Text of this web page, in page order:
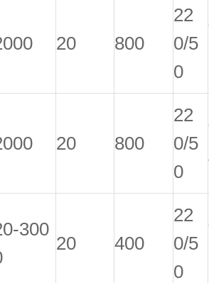
20 800
22
0/5
0
20 800
22
0/5
0
300
20 400
22
0/5
0